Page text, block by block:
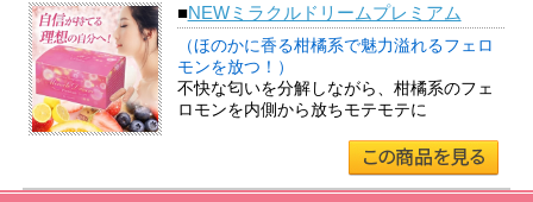
■NEWミラクルドリームプレミアム
（ほのかに香る柑橘系で魅力溢れるフェロ
モンを放つ！）
不快な匂いを分解しながら、柑橘系のフェ
ロモンを内側から放ちモテモテに